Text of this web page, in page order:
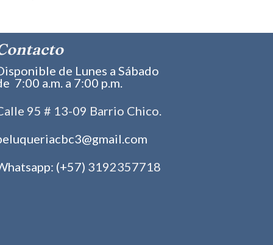
de Lunes a Sábado
7:00 a.m. a 7:00 p.m.
95 # 13-09 Barrio Chico.
(+57) 3192357718